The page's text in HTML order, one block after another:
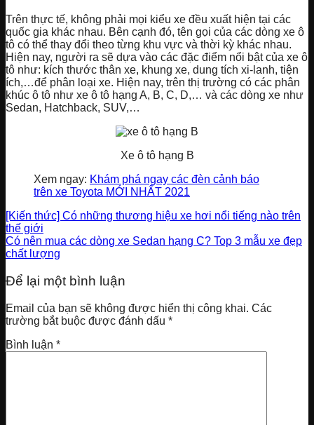
Trên thực tế, không phải mọi kiểu xe đều xuất hiện tại các
quốc gia khác nhau. Bên cạnh đó, tên gọi của các dòng xe ô
tô có thể thay đổi theo từng khu vực và thời kỳ khác nhau.
Hiện nay, người ra sẽ dựa vào các đặc điểm nổi bật của xe ô
tô như: kích thước thân xe, khung xe, dung tích xi-lanh, tiện
ích,…để phân loại xe. Hiện nay, trên thị trường có các phân
khúc ô tô như xe ô tô hạng A, B, C, D,… và các dòng xe như
Sedan, Hatchback, SUV,…
Xe ô tô hạng B
Xem ngay: Khám phá ngay các đèn cảnh báo
trên xe Toyota MỚI NHẤT 2021
[Kiến thức] Có những thương hiệu xe hơi nổi tiếng nào trên
thế giới
Có nên mua các dòng xe Sedan hạng C? Top 3 mẫu xe đẹp
chất lượng
Để lại một bình luận
Email của bạn sẽ không được hiển thị công khai. Các
trường bắt buộc được đánh dấu *
Bình luận *